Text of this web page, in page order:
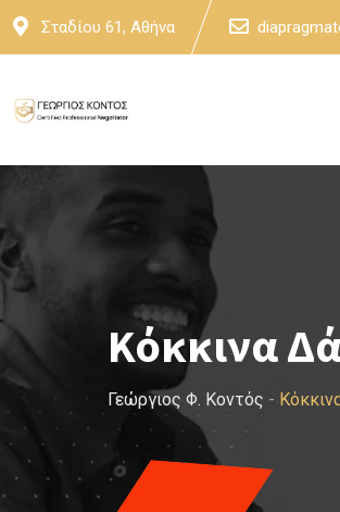
Skip
Σταδίου 61, Αθήνα
Κόκκινα
Γεώργιος Φ. Κοντός -